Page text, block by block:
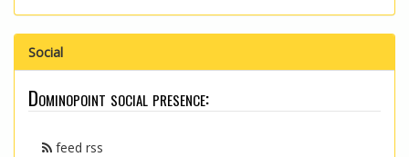
Social
Dominopoint social presence:
feed rss